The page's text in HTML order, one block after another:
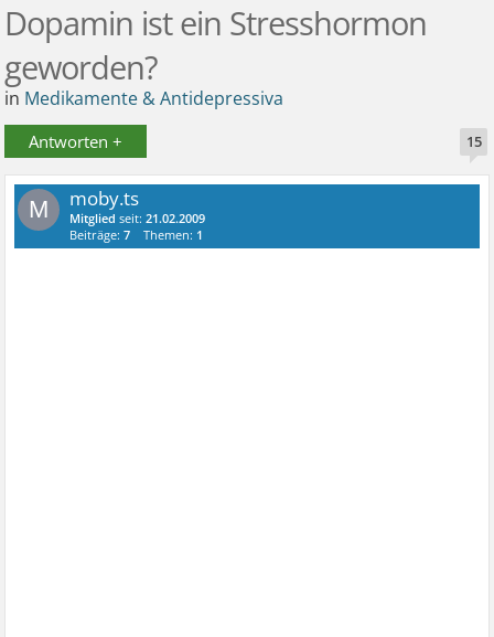
Dopamin ist ein Stresshormon
geworden?
in Medikamente & Antidepressiva
Antworten + 15
M moby.ts
Mitglied seit:21.02.2009
Beiträge:7 Themen: 1